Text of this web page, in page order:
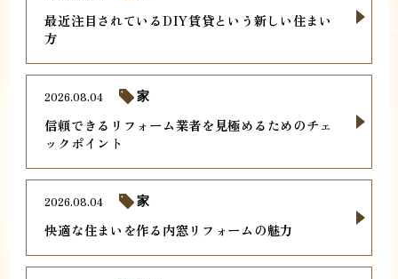
最近注目されているDIY賃貸という新しい住まい
方
信頼できるリフォーム業者を見極めるためのチェ
ックポイント
2026.08.04 家
快適な住まいを作る内窓リフォームの魅力
2026.08.04 家